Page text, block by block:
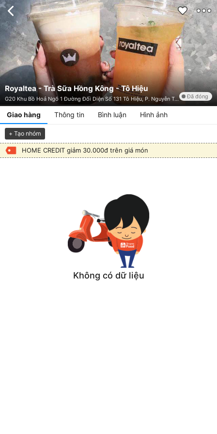
Royaltea - Trà Sữa Hồng Kông - Tô Hiệu
G20 Khu Bồ Hoả Ngõ 1 Đường Đối Diện Số 131 Tô Hiệu, P. Nguyễn Trãi, Hà Đông, Hà Nội Đã đóng
Giao hàng Thông tin Bình luận Hình ảnh
+ Tạo nhóm
HOME CREDIT giảm 30.000đ trên giá món
Không có dữ liệu